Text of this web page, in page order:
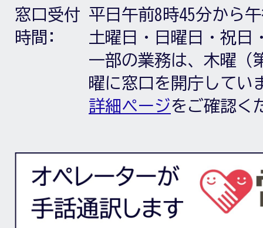
窓口受付
時間:
平日午前8時45分から
土曜日・日曜日・祝日
一部の業務は、木曜（
曜に窓口を開庁してい
詳細ページをご確認く